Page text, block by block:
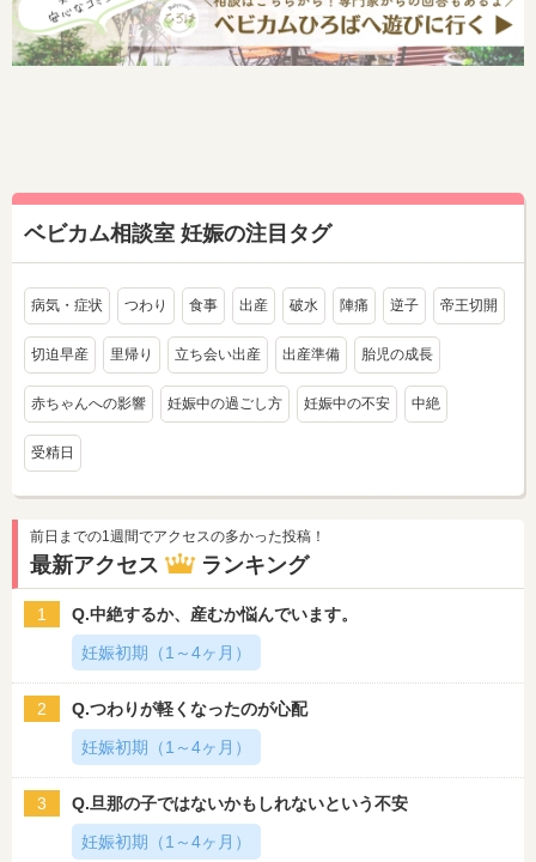
ベビカム相談室 妊娠の注目タグ
病気・症状 つわり 食事 出産 破水 陣痛 逆子 帝王切開
切迫早産 里帰り 立ち会い出産 出産準備 胎児の成長
赤ちゃんへの影響 妊娠中の過ごし方 妊娠中の不安 中絶
受精日
前日までの1週間でアクセスの多かった投稿！
最新アクセス ランキング
1
Q.中絶するか、産むか悩んでいます。
妊娠初期（1～4ヶ月）
2
Q.つわりが軽くなったのが心配
妊娠初期（1～4ヶ月）
3
Q.旦那の子ではないかもしれないという不安
妊娠初期（1～4ヶ月）